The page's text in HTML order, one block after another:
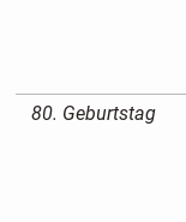
80. Geburtstag